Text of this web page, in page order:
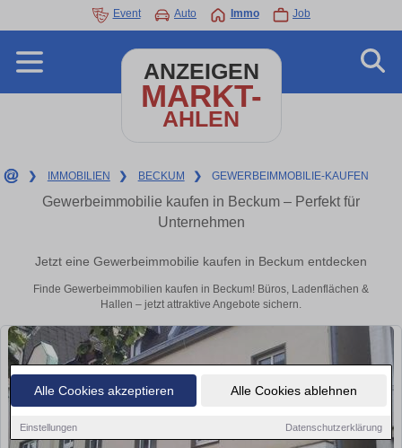
Alle Cookies akzeptieren Alle Cookies ablehnen
Einstellungen Datenschutzerklärung
Event Auto Immo Job
ANZEIGEN
MARKT-
AHLEN
❯ IMMOBILIEN ❯ BECKUM ❯ GEWERBEIMMOBILIE-KAUFEN
Gewerbeimmobilie kaufen in Beckum – Perfekt für
Unternehmen
Jetzt eine Gewerbeimmobilie kaufen in Beckum entdecken
Finde Gewerbeimmobilien kaufen in Beckum! Büros, Ladenflächen &
Hallen – jetzt attraktive Angebote sichern.